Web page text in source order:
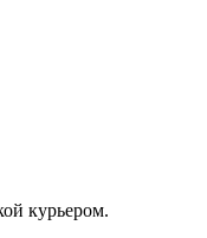
курьером.